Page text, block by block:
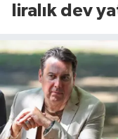
liralık dev
yükseliyor